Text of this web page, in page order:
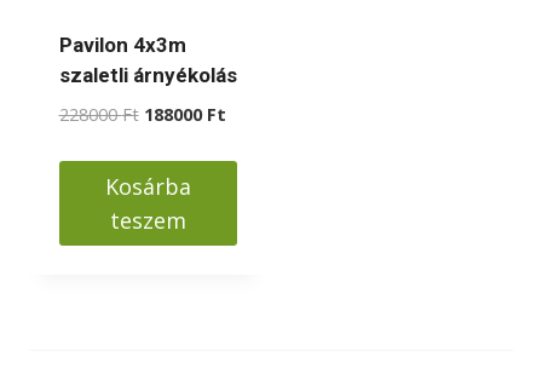
Pavilon 4x3m
szaletli árnyékolás
228000Ft Original
was:
228000 Ft.
188000 FtCurrent
is:
Kosárba
teszem